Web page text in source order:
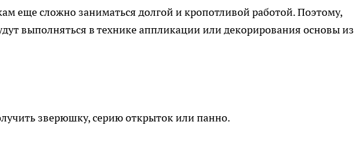
еще сложно заниматься долгой и кропотливой работой. Поэтому,
выполняться в технике аппликации или декорирования основы из
зверюшку, серию открыток или панно.